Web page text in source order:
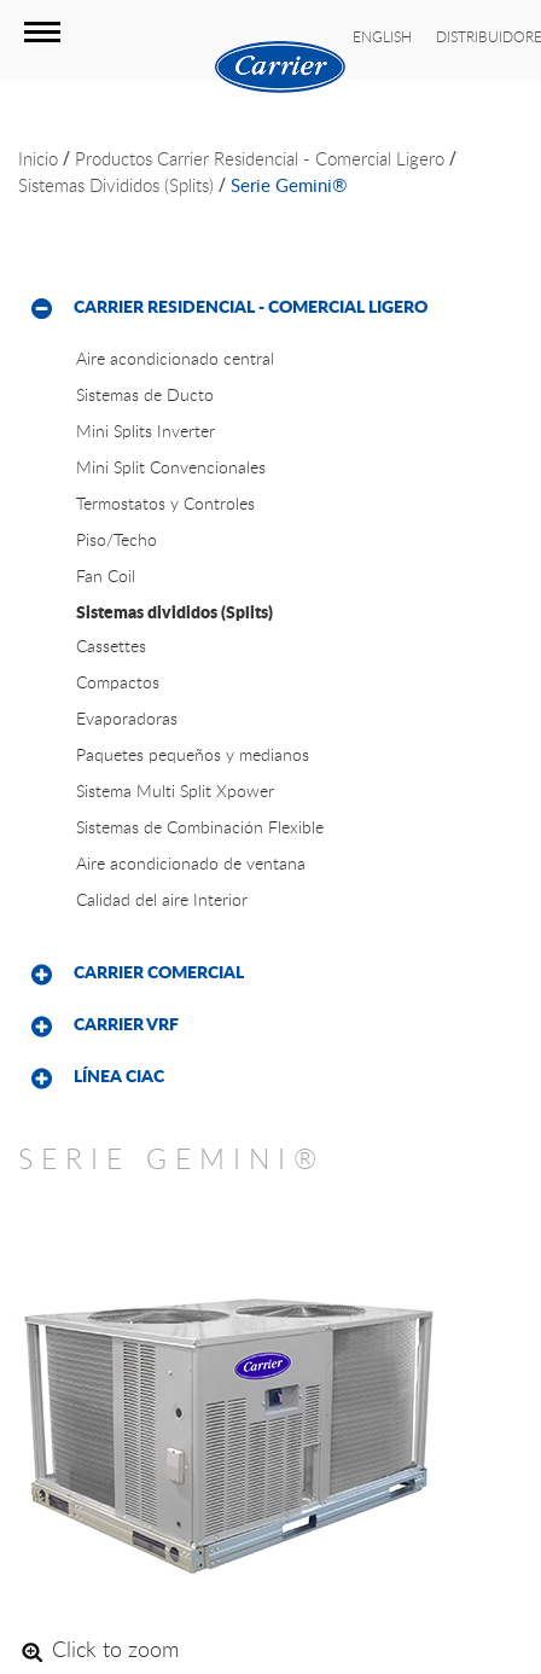
ENGLISH
Inicio / Productos Carrier Residencial - Comercial Ligero /
Sistemas Divididos (Splits) / Serie Gemini®
CARRIER RESIDENCIAL - COMERCIAL LIGERO
Aire acondicionado central
Sistemas de Ducto
Mini Splits Inverter
Mini Split Convencionales
Termostatos y Controles
Piso/Techo
Fan Coil
Sistemas divididos (Splits)
Cassettes
Compactos
Evaporadoras
Paquetes pequeños y medianos
Sistema Multi Split Xpower
Sistemas de Combinación Flexible
Aire acondicionado de ventana
Calidad del aire Interior
CARRIER COMERCIAL
CARRIER VRF
LÍNEA CIAC
SERIE GEMINI®
Click to zoom